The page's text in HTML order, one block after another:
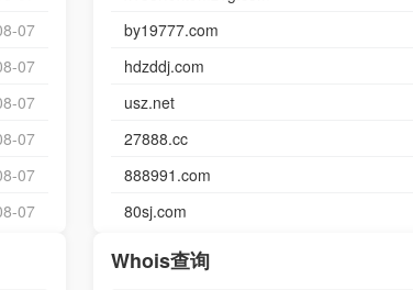
07
07
07
07
07
07
by19777.com
hdzddj.com
usz.net
27888.cc
888991.com
80sj.com
Whois查询